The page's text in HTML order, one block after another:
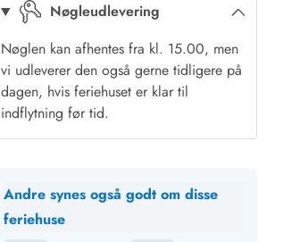
Nøgleudlevering
Nøglen kan afhentes fra kl. 15.00, men
vi udleverer den også gerne tidligere på
dagen, hvis feriehuset er klar til
indflytning før tid.
Andre synes også godt om disse
feriehuse